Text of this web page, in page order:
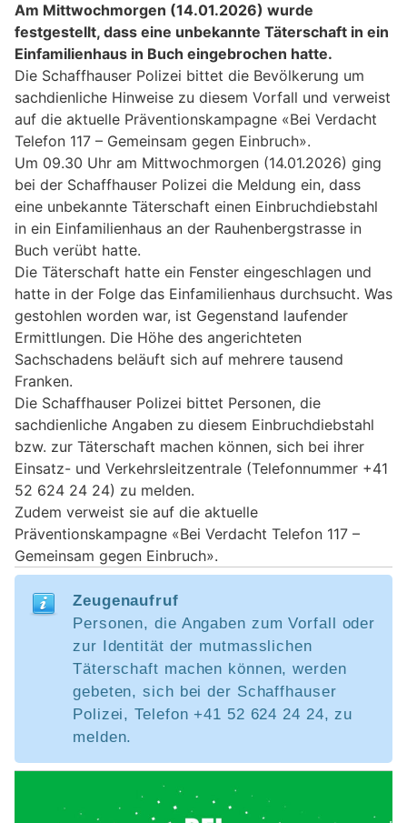
Am Mittwochmorgen (14.01.2026) wurde
festgestellt, dass eine unbekannte Täterschaft in ein
Einfamilienhaus in Buch eingebrochen hatte.
Die Schaffhauser Polizei bittet die Bevölkerung um
sachdienliche Hinweise zu diesem Vorfall und verweist
auf die aktuelle Präventionskampagne «Bei Verdacht
Telefon 117 – Gemeinsam gegen Einbruch».
Um 09.30 Uhr am Mittwochmorgen (14.01.2026) ging
bei der Schaffhauser Polizei die Meldung ein, dass
eine unbekannte Täterschaft einen Einbruchdiebstahl
in ein Einfamilienhaus an der Rauhenbergstrasse in
Buch verübt hatte.
Die Täterschaft hatte ein Fenster eingeschlagen und
hatte in der Folge das Einfamilienhaus durchsucht. Was
gestohlen worden war, ist Gegenstand laufender
Ermittlungen. Die Höhe des angerichteten
Sachschadens beläuft sich auf mehrere tausend
Franken.
Die Schaffhauser Polizei bittet Personen, die
sachdienliche Angaben zu diesem Einbruchdiebstahl
bzw. zur Täterschaft machen können, sich bei ihrer
Einsatz- und Verkehrsleitzentrale (Telefonnummer +41
52 624 24 24) zu melden.
Zudem verweist sie auf die aktuelle
Präventionskampagne «Bei Verdacht Telefon 117 –
Gemeinsam gegen Einbruch».
Zeugenaufruf
Personen, die Angaben zum Vorfall oder
zur Identität der mutmasslichen
Täterschaft machen können, werden
gebeten, sich bei der Schaffhauser
Polizei, Telefon +41 52 624 24 24, zu
melden.